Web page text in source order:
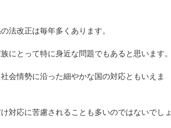
法改正は毎年多くあります。
にとって特に身近な問題でもあると思います。
会情勢に沿った細やかな国の対応ともいえま
対応に苦慮されることも多いのではないでしょ